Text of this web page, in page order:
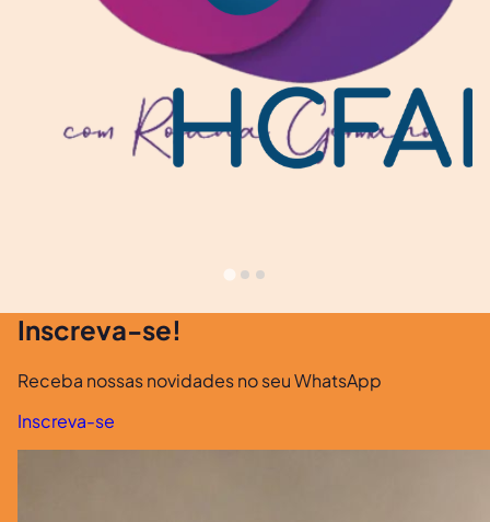
Inscreva-se!
Receba nossas novidades no seu WhatsApp
Inscreva-se